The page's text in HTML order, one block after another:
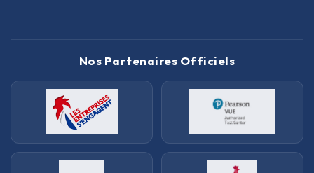
Nos Partenaires Officiels